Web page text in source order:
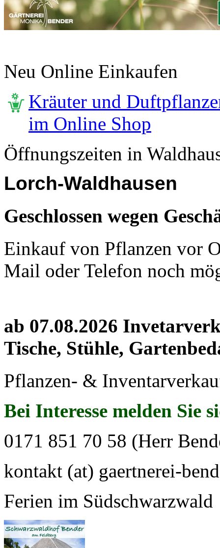
Neu Online Einkaufen
Kräuter und
im Online Shop
Öffnungszeiten in
Lorch-Waldhausen
Geschlossen wegen
Einkauf von Pflanzen vor
Mail oder Telefon noch
ab 07.08.2026
Tische, Stühle,
Pflanzen- &
Bei Interesse melden Sie
0171 851 70 58 (Herr
kontakt (at) gaertnerei-
Ferien im Südschwarzwald